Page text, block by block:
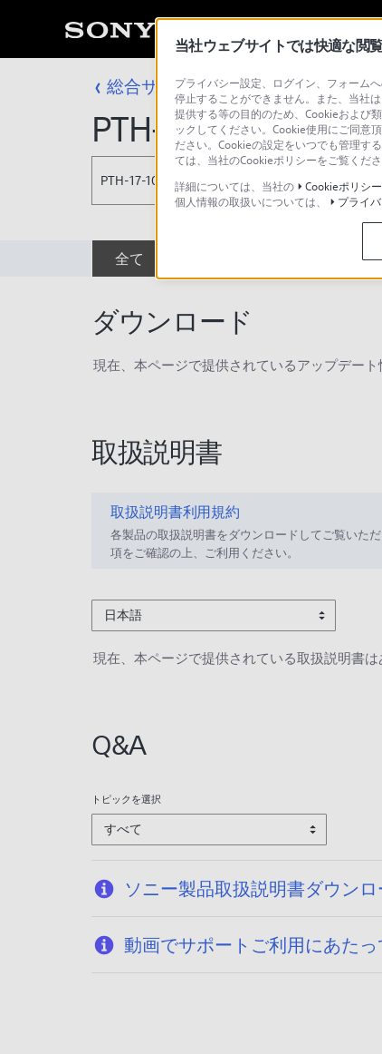
総合サポート・お問い合わせ プロフ
PTH-17-10T
PTH-17-10T
全て 取扱説
ダウンロード
現在、本ページで提供されているアップデート
取扱説明書
取扱説明書利用規約
各製品の取扱説明書をダウンロードしてご覧いた
項をご確認の上、ご利用ください。
日本語
現在、本ページで提供されている取扱説明書は
Q&A
トピックを選択
すべて
ソニー製品取扱説明書ダウン
動画でサポートご利用にあた
当社ウェブサイトでは快適な閲
プライバシー設定、ログイン、フォーム
停止することができません。また、当社
提供する等の目的のため、Cookieおよび
ックしてください。Cookie使用にご同意
ださい。Cookieの設定をいつでも管理す
ては、当社のCookieポリシーをご覧くだ
詳細については、当社の
Cookieポリシー
個人情報の取扱いについては、
プライ